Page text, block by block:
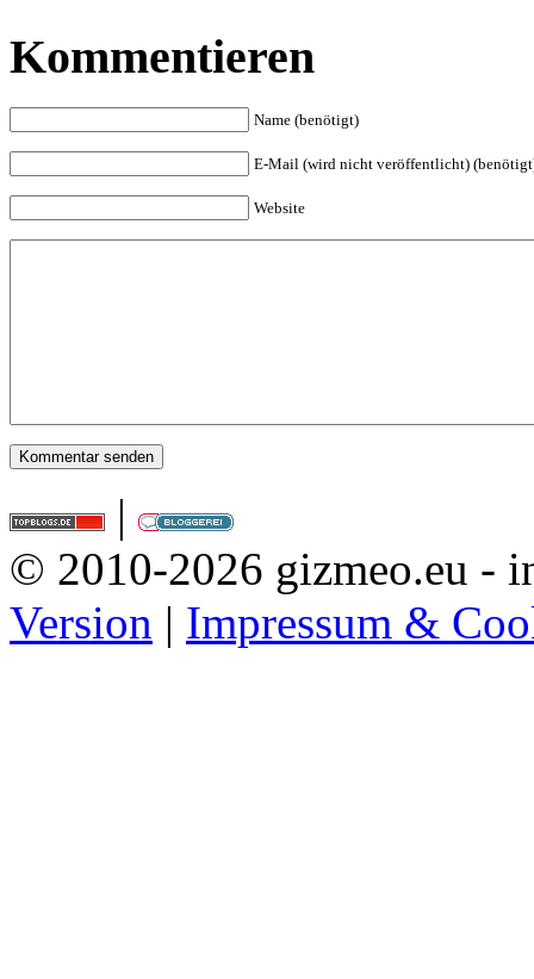
Kommentieren
Name (benötigt)
E-Mail (wird nicht veröffentlicht)
Website
|
© 2010-2026 gizmeo.eu -
Version | Impressum &